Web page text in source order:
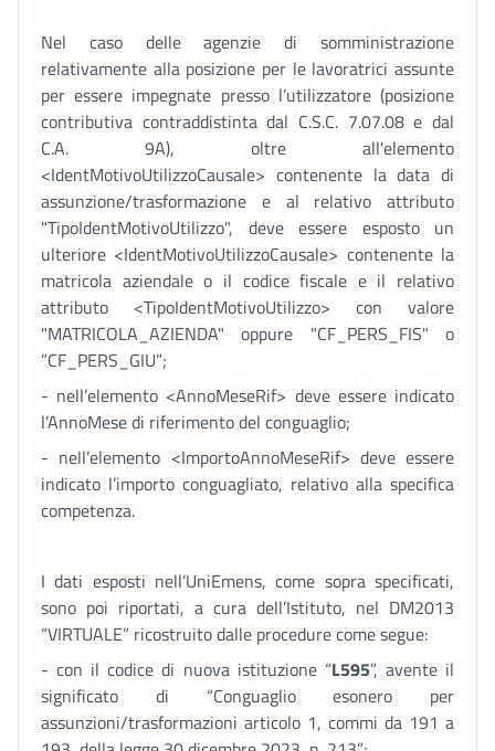
Nel caso delle agenzie di somministrazione
relativamente alla posizione per le lavoratrici assunte
per essere impegnate presso l’utilizzatore (posizione
contributiva contraddistinta dal C.S.C. 7.07.08 e dal
C.A. 9A), oltre all'elemento
<IdentMotivoUtilizzoCausale> contenente la data di
assunzione/trasformazione e al relativo attributo
"TipoIdentMotivoUtilizzo", deve essere esposto un
ulteriore <IdentMotivoUtilizzoCausale> contenente la
matricola aziendale o il codice fiscale e il relativo
attributo <TipoIdentMotivoUtilizzo> con valore
"MATRICOLA_AZIENDA" oppure "CF_PERS_FIS" o
”CF_PERS_GIU”;
- nell’elemento <AnnoMeseRif> deve essere indicato
l’AnnoMese di riferimento del conguaglio;
- nell’elemento <ImportoAnnoMeseRif> deve essere
indicato l’importo conguagliato, relativo alla specifica
competenza.
I dati esposti nell’UniEmens, come sopra specificati,
sono poi riportati, a cura dell’Istituto, nel DM2013
“VIRTUALE” ricostruito dalle procedure come segue:
- con il codice di nuova istituzione “L595”, avente il
significato di “Conguaglio esonero per
assunzioni/trasformazioni articolo 1, commi da 191 a